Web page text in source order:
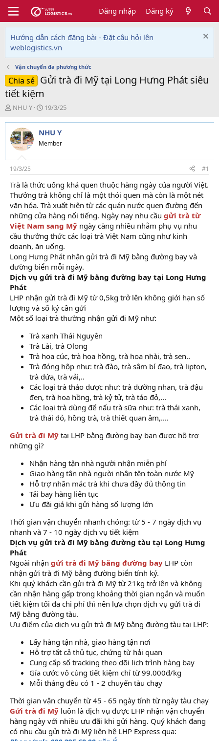
Đăng nhập Đăng ký
Hướng dẫn cách đăng bài - Đặt câu hỏi lên
weblogistics.vn
Vận chuyển đa phương thức
Chia sẻ Gửi trà đi Mỹ tại Long Hưng Phát siêu
tiết kiệm
T
h
r
e
a
d
s
t
a
r
t
e
r
NHU Y
N
g
à
y
g
i
19/3/25
NHU Y
Member
19/3/25 #1
Trà là thức uống khá quen thuộc hàng ngày của người Việt.
Thưởng trà không chỉ là một thói quen mà còn là một nét
văn hóa. Trà xuất hiện từ các quán nước quen đường đến
những cửa hàng nổi tiếng. Ngày nay nhu cầu gửi trà từ
Việt Nam sang Mỹ ngày càng nhiều nhằm phụ vụ nhu
cầu thưởng thức các loại trà Việt Nam cũng như kinh
doanh, ăn uống.
Long Hưng Phát nhận gửi trà đi Mỹ bằng đường bay và
đường biển mỗi ngày.
Dịch vụ gửi trà đi Mỹ bằng đường bay tại Long Hưng
Phát
LHP nhận gửi trà đi Mỹ từ 0,5kg trở lên không giới hạn số
lượng và số ký cần gửi
Một số loại trà thường nhận gửi đi Mỹ như:
Trà xanh Thái Nguyên
Trà Lài, trà Olong
Trà hoa cúc, trà hoa hồng, trà hoa nhài, trà sen..
Trà đóng hộp như: trà đào, trà sâm bí đao, trà lipton,
trà dứa, trà vải,..
Các loại trà thảo dược như: trà dưỡng nhan, trà đậu
đen, trà hoa hồng, trà kỷ tử, trà táo đỏ,...
Các loại trà dùng để nấu trà sữa như: trà thái xanh,
trà thái đỏ, hồng trà, trà thiết quan âm,....
Gửi trà đi Mỹ tại LHP bằng đường bay bạn được hỗ trợ
những gì?
Nhận hàng tận nhà người nhận miễn phí
Giao hàng tận nhà người nhận tên toàn nước Mỹ
Hỗ trợ nhãn mác trà khi chưa đầy đủ thông tin
Tải bay hàng liên tục
Ưu đãi giá khi gửi hàng số lượng lớn
Thời gian vận chuyển nhanh chóng: từ 5 - 7 ngày dịch vụ
nhanh và 7 - 10 ngày dịch vụ tiết kiệm
Dịch vụ gửi trà đi Mỹ bằng đường tàu tại Long Hưng
Phát
Ngoài nhận gửi trà đi Mỹ bằng đường bay LHP còn
nhận gửi trà đi Mỹ bằng đường biển tính ký.
Khi quý khách cần gửi trà đi Mỹ từ 21kg trở lên và không
cần nhận hàng gấp trong khoảng thời gian ngắn và muốn
tiết kiệm tối đa chi phí thì nên lựa chọn dịch vụ gửi trà đi
Mỹ bằng đường tàu.
Ưu điểm của dịch vụ gửi trà đi Mỹ bằng đường tàu tại LHP:
Lấy hàng tận nhà, giao hàng tận nơi
Hỗ trợ tất cả thủ tục, chứng từ hải quan
Cung cấp số tracking theo dõi lịch trình hàng bay
Gía cước vô cùng tiết kiệm chỉ từ 99.000đ/kg
Mỗi tháng đều có 1 - 2 chuyến tàu chạy
Thời gian vận chuyển từ 45 - 65 ngày tính từ ngày tàu chạy
Gửi trà đi Mỹ luôn là dịch vụ được LHP nhận vận chuyển
hàng ngày với nhiều ưu đãi khi gửi hàng. Quý khách đang
có nhu cầu gửi trà đi Mỹ liên hệ LHP Express qua: